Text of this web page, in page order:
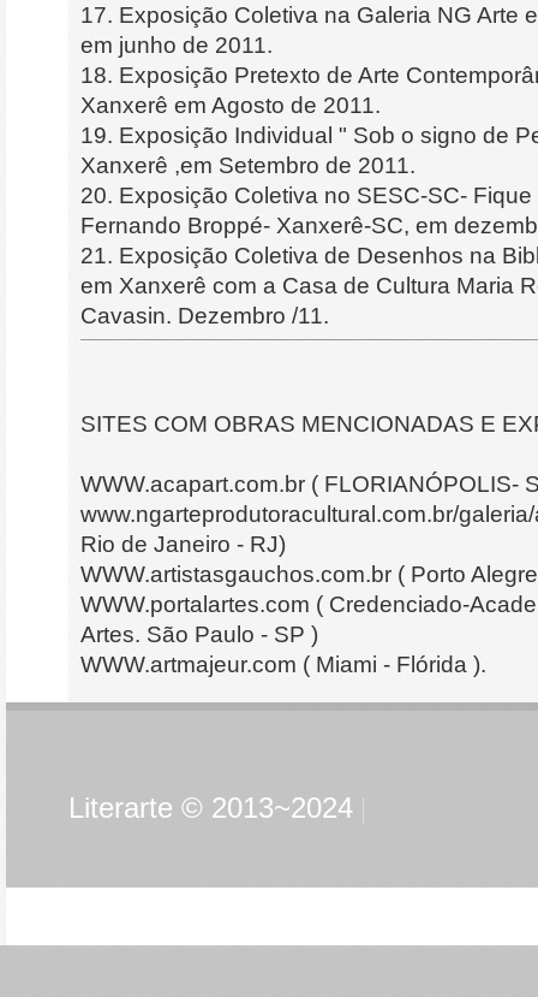
17. Exposição Coletiva na Galeria NG Arte
em junho de 2011.
18. Exposição Pretexto de Arte
Xanxerê em Agosto de 2011.
19. Exposição Individual " Sob o signo de
Xanxerê ,em Setembro de 2011.
20. Exposição Coletiva no SESC-SC-
Fernando Broppé- Xanxerê-SC, em
21. Exposição Coletiva de Desenhos na
em Xanxerê com a Casa de Cultura Maria
Cavasin. Dezembro /11.
SITES COM OBRAS MENCIONADAS E
WWW.acapart.com.br ( FLORIANÓPOLIS-
www.ngarteprodutoracultural.com.br/
Rio de Janeiro - RJ)
WWW.artistasgauchos.com.br ( Porto
WWW.portalartes.com ( Credenciado-
Artes. São Paulo - SP )
WWW.artmajeur.com ( Miami - Flórida ).
Literarte © 2013~2024